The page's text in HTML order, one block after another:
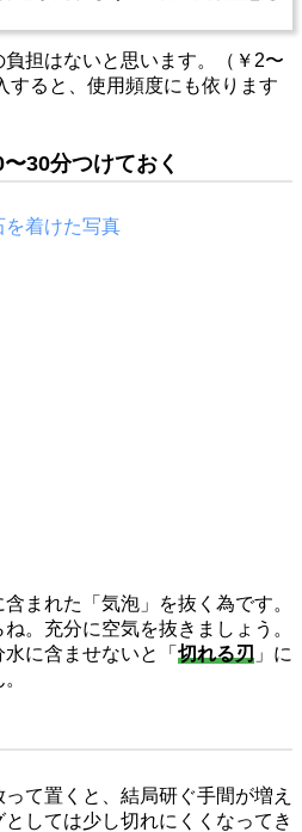
担はないと思います。（￥2〜
すると、使用頻度にも依ります
30分つけておく
まれた「気泡」を抜く為です。
。充分に空気を抜きましょう。
に含ませないと「 切れる刃 」に
て置くと、結局研ぐ手間が増え
しては少し切れにくくなってき